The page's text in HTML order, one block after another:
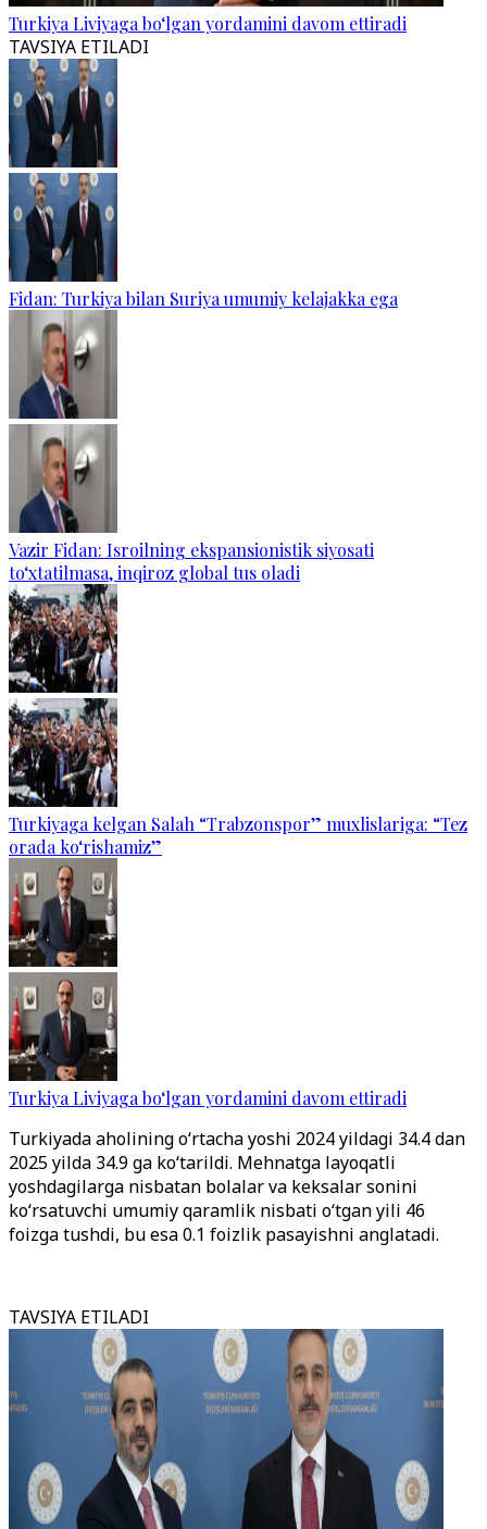
Turkiya Liviyaga bo‘lgan yordamini davom ettiradi
TAVSIYA ETILADI
Fidan: Turkiya bilan Suriya umumiy kelajakka ega
Vazir Fidan: Isroilning ekspansionistik siyosati
to‘xtatilmasa, inqiroz global tus oladi
Turkiyaga kelgan Salah “Trabzonspor” muxlislariga: “Tez
orada ko‘rishamiz”
Turkiya Liviyaga bo‘lgan yordamini davom ettiradi
Turkiyada aholining o‘rtacha yoshi 2024 yildagi 34.4 dan
2025 yilda 34.9 ga ko‘tarildi. Mehnatga layoqatli
yoshdagilarga nisbatan bolalar va keksalar sonini
ko‘rsatuvchi umumiy qaramlik nisbati o‘tgan yili 46
foizga tushdi, bu esa 0.1 foizlik pasayishni anglatadi.
TAVSIYA ETILADI